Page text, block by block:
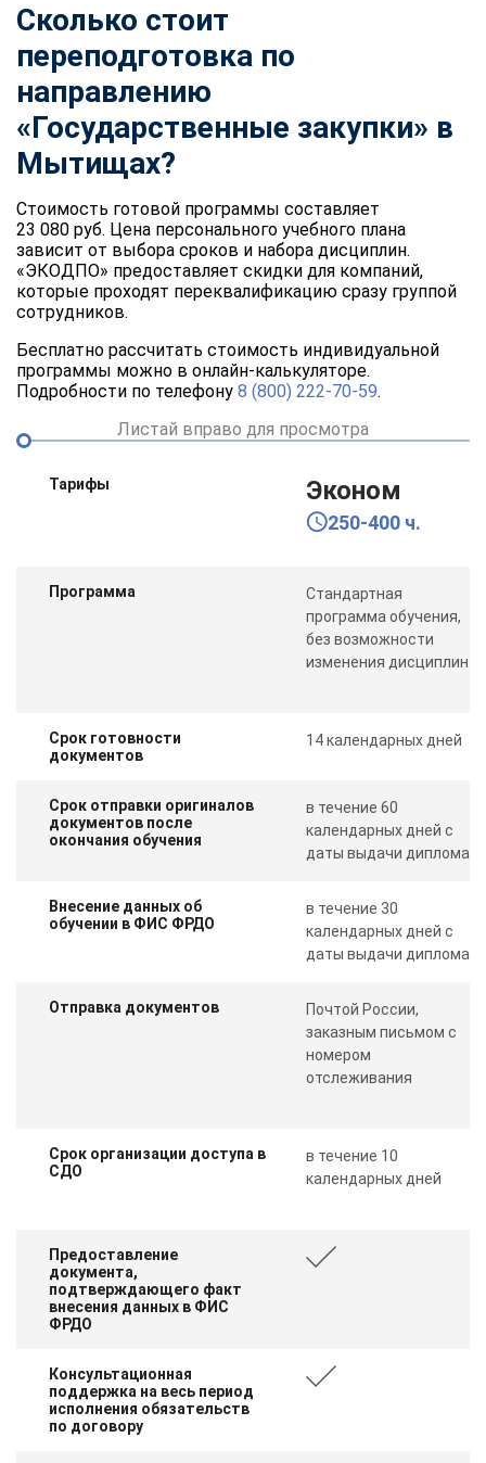
Сколько стоит
переподготовка по
направлению
«Государственные закупки» в
Мытищах?
Стоимость готовой программы составляет
23 080 руб. Цена персонального учебного плана
зависит от выбора сроков и набора дисциплин.
«ЭКОДПО» предоставляет скидки для компаний,
которые проходят переквалификацию сразу группой
сотрудников.
Бесплатно рассчитать стоимость индивидуальной
программы можно в онлайн-калькуляторе.
Подробности по телефону 8 (800) 222-70-59.
Листай вправо для просмотра
Тарифы Эконом
250-400 ч.
Программа
Стандартная
программа обучения,
без возможности
изменения дисциплин
Срок готовности
документов
14 календарных дней
Срок отправки оригиналов
документов после
окончания обучения
в течение 60
календарных дней с
даты выдачи диплома
Внесение данных об
обучении в ФИС ФРДО
в течение 30
календарных дней с
даты выдачи диплома
Отправка документов
Почтой России,
заказным письмом с
номером
отслеживания
Срок организации доступа в
СДО
в течение 10
календарных дней
Предоставление
документа,
подтверждающего факт
внесения данных в ФИС
ФРДО
Консультационная
поддержка на весь период
исполнения обязательств
по договору